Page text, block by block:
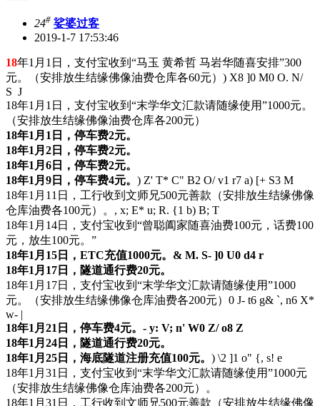
24# 娑婆过客
2019-1-7 17:53:46
18年1月1日，支付宝收到“马玉 黄希哲 马岩华随喜安排”300
元。（安排放生结缘佛像油费仓库各60元） ) X8 ]0 M0 O. N/
S J
18年1月1日，支付宝收到“末学华文汇款请随缘使用”1000元。
（安排放生结缘佛像油费仓库各200元）
18年1月1日，停车费2元。
18年1月2日，停车费2元。
18年1月6日，停车费2元。
18年1月9日，停车费4元。 ) Z' T* C" B2 O/ v1 r7 a) [+ S3 M
18年1月11日，工行收到文师兄500元善款（安排放生结缘佛像
仓库油费各100元）。 , x; E* u; R. {1 b) B; T
18年1月14日，支付宝收到“曾聪阖家随喜油费100元，话费100
元，放生100元。”
18年1月15日，ETC充值1000元。 & M. S- ]0 U0 d4 r
18年1月17日，隧道通行费20元。
18年1月17日，支付宝收到“末学华文汇款请随缘使用”1000
元。（安排放生结缘佛像仓库油费各200元） 0 J- t6 g& `, n6 X*
w- |
18年1月21日，停车费4元。 - y: V; n' W0 Z/ o8 Z
18年1月24日，隧道通行费20元。
18年1月25日，海底隧道注册充值100元。 ) \2 ]1 o" {, s! e
18年1月31日，支付宝收到“末学华文汇款请随缘使用”1000元
（安排放生结缘佛像仓库油费各200元）。
18年1月31日，工行收到文师兄500元善款（安排放生结缘佛像